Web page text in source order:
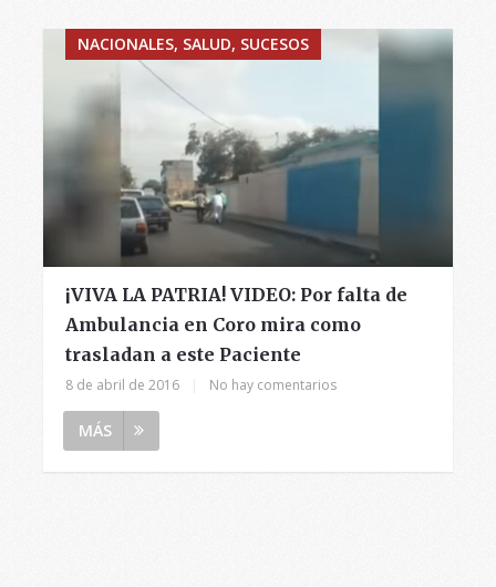
NACIONALES, SALUD, SUCESOS
¡VIVA LA PATRIA! VIDEO: Por falta de
Ambulancia en Coro mira como
trasladan a este Paciente
8 de abril de 2016 No hay comentarios
MÁS